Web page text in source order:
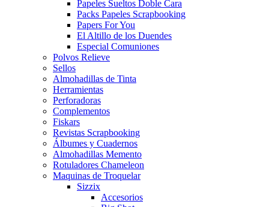
Papeles Sueltos Doble Cara
Packs Papeles Scrapbooking
Papers For You
El Altillo de los Duendes
Especial Comuniones
Polvos Relieve
Sellos
Almohadillas de Tinta
Herramientas
Perforadoras
Complementos
Fiskars
Revistas Scrapbooking
Álbumes y Cuadernos
Almohadillas Memento
Rotuladores Chameleon
Maquinas de Troquelar
Sizzix
Accesorios